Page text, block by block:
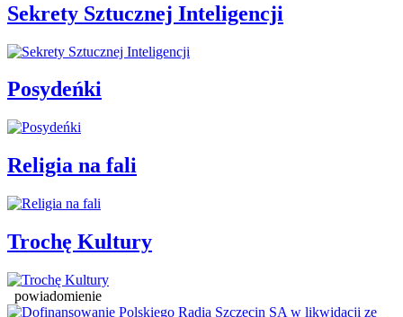
Sekrety Sztucznej Inteligencji
Posydeńki
Religia na fali
Trochę Kultury
powiadomienie